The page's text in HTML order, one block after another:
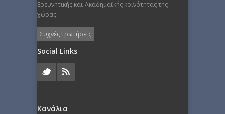
Ερευνητικής και Ακαδημαϊκής κοινότητας της
χώρας.
Συχνές Ερωτήσεις
Social Links
Κανάλια